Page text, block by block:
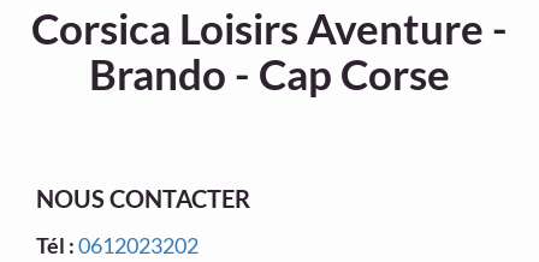
Corsica Loisirs Aventure -
Brando - Cap Corse
NOUS CONTACTER
Tél :0612023202